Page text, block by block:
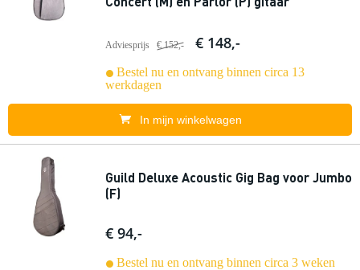
Adviesprijs € 152,- € 148,-
Bestel nu en ontvang binnen circa 13
werkdagen
In mijn winkelwagen
Guild Deluxe Acoustic Gig Bag voor Jumbo
(F)
€ 94,-
Bestel nu en ontvang binnen circa 3 weken